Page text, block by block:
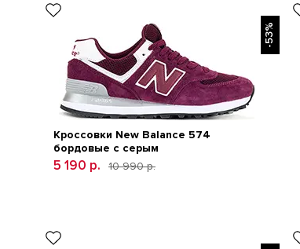
-53%
Кроссовки New Balance 574
бордовые с серым
5 190 р. 10 990 р.